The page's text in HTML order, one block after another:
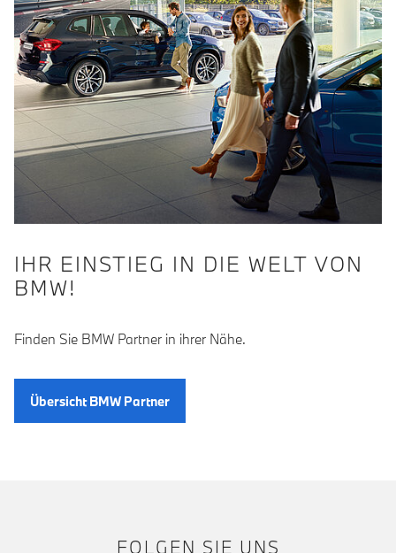
IHR EINSTIEG IN DIE WELT VON
BMW!
Finden Sie BMW Partner in ihrer Nähe.
Übersicht BMW Partner
FOLGEN SIE UNS